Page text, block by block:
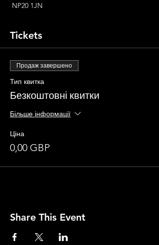
NP20 1JN
Tickets
Продаж завершено
Тип квитка
Безкоштовні квитки
Більше інформації
Ціна
0,00 GBP
Share This Event